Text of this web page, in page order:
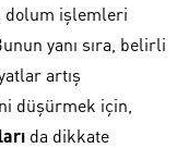
dolum işlemleri
yanı sıra, belirli
artış
düşürmek için,
da dikkate